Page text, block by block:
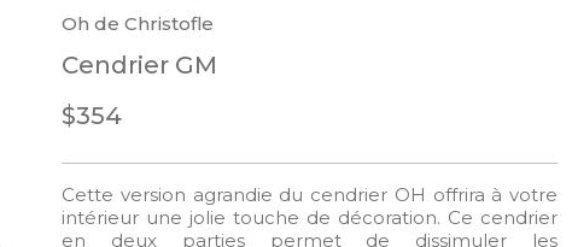
Oh de Christofle
Cendrier GM
$354
Cette version agrandie du cendrier OH offrira à votre
intérieur une jolie touche de décoration. Ce cendrier
en deux parties permet de dissimuler les